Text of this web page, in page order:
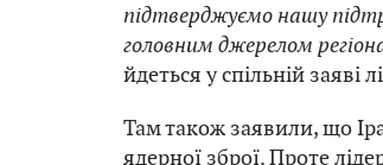
підтверджуємо нашу
головним джерелом
йдеться у спільній заяві
Там також заявили, що
ядерної зброї. Проте